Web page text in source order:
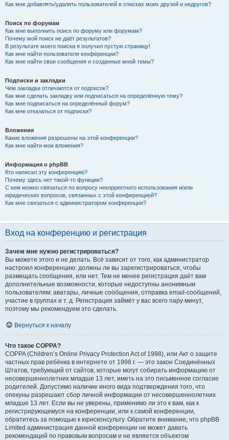
Как мне добавлять/удалять пользователей в списках моих друзей и недругов?
Поиск по форумам
Как мне выполнить поиск по форуму или форумам?
Почему мой поиск не даёт результатов?
В результате моего поиска я получил пустую страницу!
Как мне найти пользователя конференции?
Как мне найти свои сообщения и созданные мной темы?
Подписки и закладки
Чем закладки отличаются от подписок?
Как мне сделать закладку или подписаться на определённую тему?
Как мне подписаться на определённый форум?
Как мне отказаться от подписки?
Вложения
Какие вложения разрешены на этой конференции?
Как мне найти мои вложения?
Информация о phpBB
Кто написал эту конференцию?
Почему здесь нет такой-то функции?
С кем можно связаться по вопросу некорректного использования и/или
юридических вопросов, связанных с этой конференцией?
Как мне связаться с администратором конференции?
Вход на конференцию и регистрация
Зачем мне нужно регистрироваться?
Вы можете этого и не делать. Всё зависит от того, как администратор
настроил конференцию: должны ли вы зарегистрироваться, чтобы
размещать сообщения, или нет. Тем не менее регистрация даёт вам
дополнительные возможности, которые недоступны анонимным
пользователям: аватары, личные сообщения, отправка email-сообщений,
участие в группах и т. д. Регистрация займёт у вас всего пару минут,
поэтому мы рекомендуем это сделать.
Вернуться к началу
Что такое COPPA?
COPPA (Children’s Online Privacy Protection Act of 1998), или Акт о защите
частных прав ребёнка в интернете от 1998 г. — это закон Соединённых
Штатов, требующий от сайтов, которые могут собирать информацию от
несовершеннолетних младше 13 лет, иметь на это письменное согласие
родителей. Допустимо наличие иного вида подтверждения того, что
опекуны разрешают сбор личной информации от несовершеннолетних
младше 13 лет. Если вы не уверены, применимо ли это к вам, как к
регистрирующемуся на конференции, или к самой конференции,
обратитесь за помощью к юрисконсульту. Обратите внимание, что phpBB
Limited администрация данной конференции не может давать
рекомендаций по правовым вопросам и не является объектом